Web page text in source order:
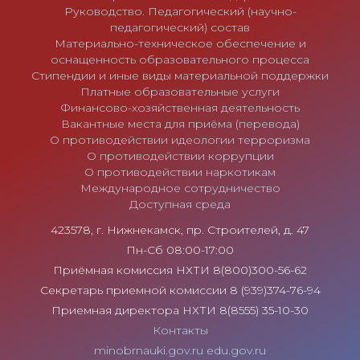
Руководство. Педагогический (научно-
педагогический) состав
Материально-техническое обеспечение и
оснащенность образовательного процесса
Стипендии и иные виды материальной поддержки
Платные образовательные услуги
Финансово-хозяйственная деятельность
Вакантные места для приёма (перевода)
О противодействии идеологии терроризма
О противодействии коррупции
О противодействии наркотикам
Международное сотрудничество
Доступная среда
423578, г. Нижнекамск, пр. Строителей, д. 47
Пн-Сб 08:00-17:00
Приёмная комиссия НХТИ 8(800)300-56-62
Секретарь приемной комиссии 8 (939)374-76-94
Приемная директора НХТИ 8(8555) 35-10-30
Контакты
minobrnauki.gov.ru edu.gov.ru